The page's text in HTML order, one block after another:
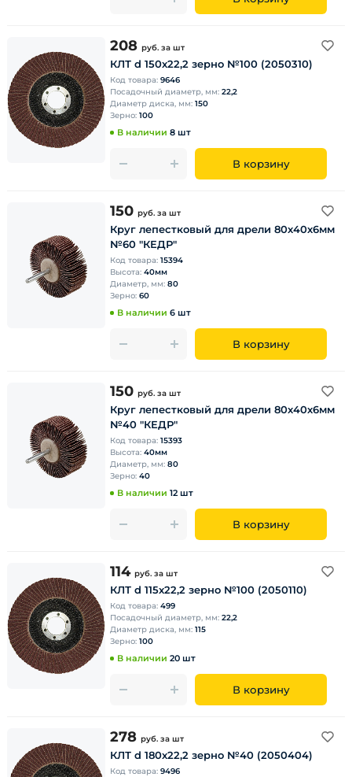
208 руб. за шт
КЛТ d 150х22,2 зерно №100 (2050310)
Код товара: 9646
Посадочный диаметр, мм: 22,2
Диаметр диска, мм: 150
Зерно: 100
В наличии 8 шт
В корзину
150 руб. за шт
Круг лепестковый для дрели 80х40х6мм
№60 "КЕДР"
Код товара: 15394
Высота: 40мм
Диаметр, мм: 80
Зерно: 60
В наличии 6 шт
В корзину
150 руб. за шт
Круг лепестковый для дрели 80х40х6мм
№40 "КЕДР"
Код товара: 15393
Высота: 40мм
Диаметр, мм: 80
Зерно: 40
В наличии 12 шт
В корзину
114 руб. за шт
КЛТ d 115х22,2 зерно №100 (2050110)
Код товара: 499
Посадочный диаметр, мм: 22,2
Диаметр диска, мм: 115
Зерно: 100
В наличии 20 шт
В корзину
278 руб. за шт
КЛТ d 180х22,2 зерно №40 (2050404)
Код товара: 9496